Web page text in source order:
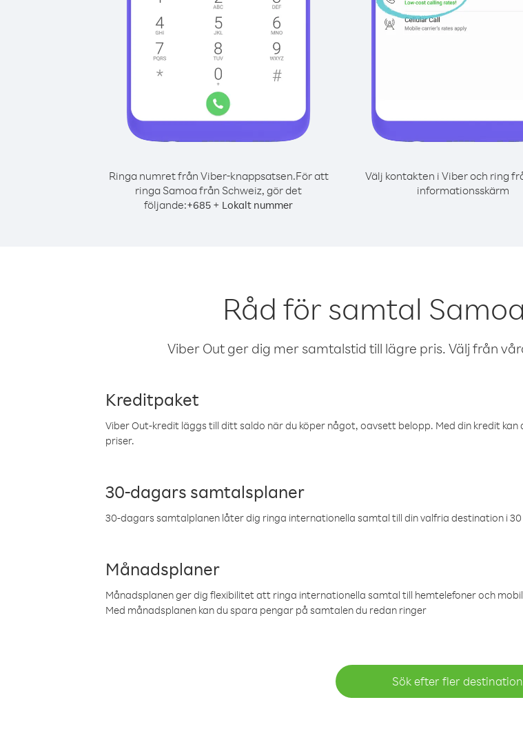
Ringa numret från Viber-knappsatsen.För att
ringa Samoa från Schweiz, gör det
följande:+685 + Lokalt nummer
Välj kontakten i Viber och ring
informationsskärm
Råd för samtal
Viber Out ger dig mer samtalstid till lägre pris. Välj från
Kreditpaket
Viber Out-kredit läggs till ditt saldo när du köper något, oavsett belopp. Med din kredit kan
priser.
30-dagars samtalsplaner
30-dagars samtalplanen låter dig ringa internationella samtal till din valfria destination i
Månadsplaner
Månadsplanen ger dig flexibilitet att ringa internationella samtal till hemtelefoner och
Med månadsplanen kan du spara pengar på samtalen du redan ringer
Sök efter fler